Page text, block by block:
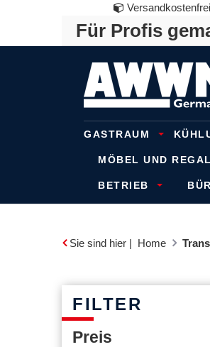
Für Profis
GASTRAUM
MÖBEL UND
BETRIEB
Sie sind hier | Home
FILTER
Preis